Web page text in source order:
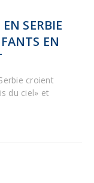
SERBIE
EN
croient
du ciel» et